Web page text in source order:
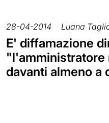
28-04-2014 Luana
E' diffamazione
"l'amministratore
davanti almeno a